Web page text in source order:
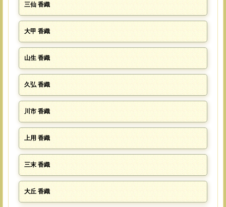
三仙 香織
大甲 香織
山生 香織
久弘 香織
川市 香織
上用 香織
三末 香織
大丘 香織